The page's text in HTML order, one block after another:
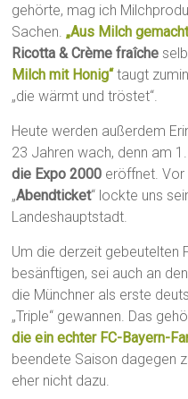
gehörte, mag ich
Sachen.„Aus Milch
Ricotta & Crème fraîche
Milch mit Honig“taugt
„die wärmt und tröstet“.
Heute werden außerdem
23 Jahren wach, denn am
die Expo 2000 eröffnet. Vor
„Abendticket“ lockte uns
Landeshauptstadt.
Um die derzeit gebeutelten
besänftigen, sei auch an
die Münchner als erste
„Triple“ gewannen. Das
die ein echter FC-Bayern-
beendete Saison dagegen
eher nicht dazu.